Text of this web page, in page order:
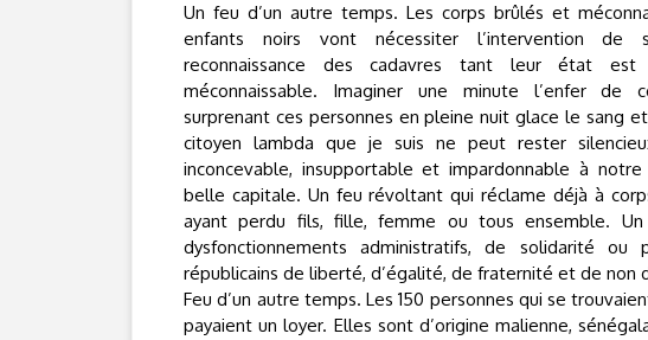
Un feu d’un autre temps. Les corps brûlés et
enfants noirs vont nécessiter l’intervention de
reconnaissance des cadavres tant leur état est
méconnaissable. Imaginer une minute l’enfer de
surprenant ces personnes en pleine nuit glace le sang
citoyen lambda que je suis ne peut rester
inconcevable, insupportable et impardonnable à
belle capitale. Un feu révoltant qui réclame déjà à
ayant perdu fils, fille, femme ou tous ensemble.
dysfonctionnements administratifs, de solidarité
républicains de liberté, d’égalité, de fraternité et de non
Feu d’un autre temps. Les 150 personnes qui se
payaient un loyer. Elles sont d’origine malienne,